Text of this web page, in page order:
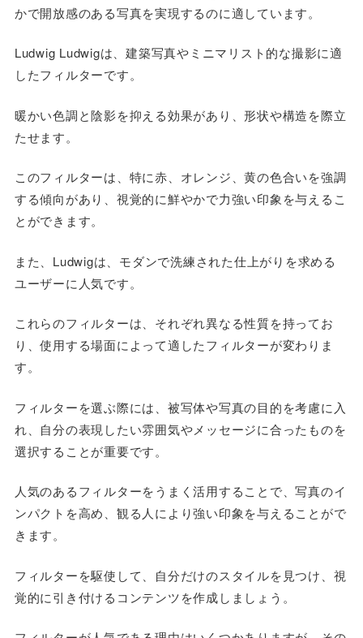
かで開放感のある写真を実現するのに適しています。
Ludwig Ludwigは、建築写真やミニマリスト的な撮影に適
したフィルターです。
暖かい色調と陰影を抑える効果があり、形状や構造を際立
たせます。
このフィルターは、特に赤、オレンジ、黄の色合いを強調
する傾向があり、視覚的に鮮やかで力強い印象を与えるこ
とができます。
また、Ludwigは、モダンで洗練された仕上がりを求める
ユーザーに人気です。
これらのフィルターは、それぞれ異なる性質を持ってお
り、使用する場面によって適したフィルターが変わりま
す。
フィルターを選ぶ際には、被写体や写真の目的を考慮に入
れ、自分の表現したい雰囲気やメッセージに合ったものを
選択することが重要です。
人気のあるフィルターをうまく活用することで、写真のイ
ンパクトを高め、観る人により強い印象を与えることがで
きます。
フィルターを駆使して、自分だけのスタイルを見つけ、視
覚的に引き付けるコンテンツを作成しましょう。